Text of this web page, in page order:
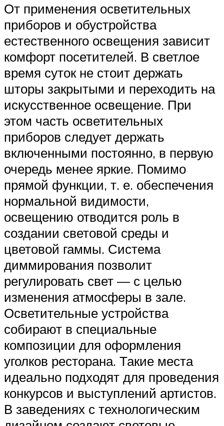
От применения осветительных
приборов и обустройства
естественного освещения зависит
комфорт посетителей. В светлое
время суток не стоит держать
шторы закрытыми и переходить на
искусственное освещение. При
этом часть осветительных
приборов следует держать
включенными постоянно, в первую
очередь менее яркие. Помимо
прямой функции, т. е. обеспечения
нормальной видимости,
освещению отводится роль в
создании световой среды и
цветовой гаммы. Система
диммирования позволит
регулировать свет — с целью
изменения атмосферы в зале.
Осветительные устройства
собирают в специальные
композиции для оформления
уголков ресторана. Такие места
идеально подходят для проведения
конкурсов и выступлений артистов.
В заведениях с технологическим